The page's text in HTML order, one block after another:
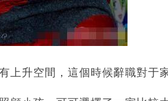
上升空間，這個時候辭職對于